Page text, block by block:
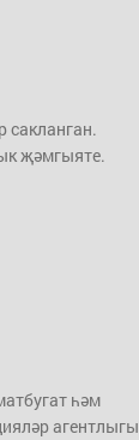
сакланган.
җәмгыяте.
һәм
агентлыгы